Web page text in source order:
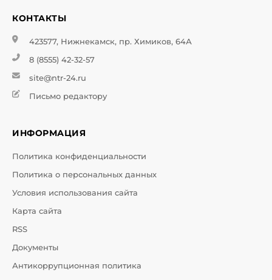
КОНТАКТЫ
423577, Нижнекамск, пр. Химиков, 64А
8 (8555) 42-32-57
site@ntr-24.ru
Письмо редактору
ИНФОРМАЦИЯ
Политика конфиденциальности
Политика о персональных данных
Условия использования сайта
Карта сайта
RSS
Документы
Антикоррупционная политика